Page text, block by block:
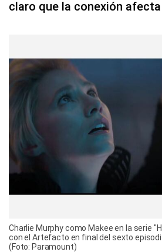
claro que la conexión
Charlie Murphy como Makee en la serie
con el Artefacto en final del sexto
(Foto: Paramount)